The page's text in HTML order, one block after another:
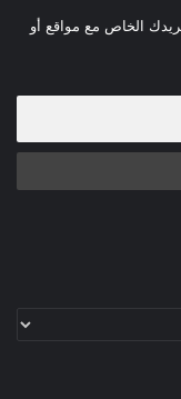
الخاص مع مواقع أو